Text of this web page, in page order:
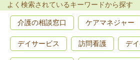
よく検索されているキーワードから探す
介護の相談窓口 ケアマネジャー
デイサービス 訪問看護 デ